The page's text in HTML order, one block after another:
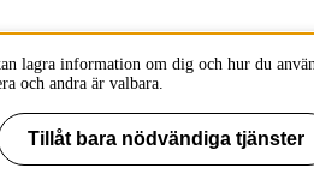
lagra information om dig och hur du
och andra är valbara.
Tillåt bara nödvändiga tjänster